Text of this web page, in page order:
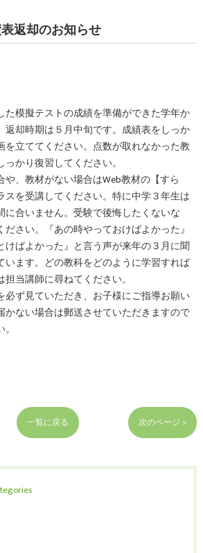
返却のお知らせ
た模擬テストの成績を準備ができた学年か
返却時期は５月中旬です。成績表をしっか
を立ててください。点数が取れなかった教
かり復習してください。
や、教材がない場合はWeb教材の【すら
スを受講してください。特に中学３年生は
に合いません。受験で後悔したくないな
さい。『あの時やっておけばよかった』
けばよかった』と言う声が来年の３月に聞
います。どの教科をどのように学習すれば
当講師に尋ねてください。
必ず見ていただき、お子様にご指導お願い
かない場合は郵送させていただきますので
一覧に戻る 次のページ >